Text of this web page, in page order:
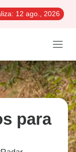
12 ago., 2026
para